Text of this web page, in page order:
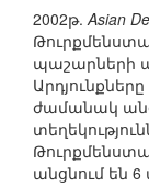
2002թ.Asian
պաշարների
ժամանակ
անցնում են